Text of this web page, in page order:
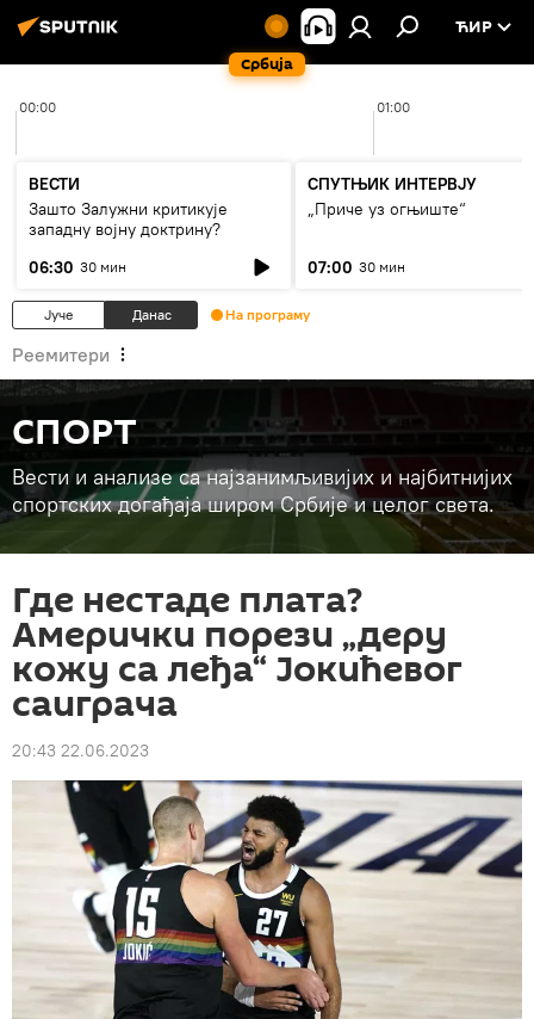
Србија
ЋИР
00:00 01:00
ВЕСТИ
Зашто Залужни критикује
западну војну доктрину?
06:30 30 мин
СПУТЊИК ИНТЕРВЈУ
„Приче уз огњиште“
07:00 30 мин
Јуче Данас На програму
Реемитери
СПОРТ
Вести и анализе са најзанимљивијих и најбитнијих
спортских догађаја широм Србије и целог света.
Где нестаде плата?
Амерички порези „деру
кожу са леђа“ Јокићевог
саиграча
20:43 22.06.2023